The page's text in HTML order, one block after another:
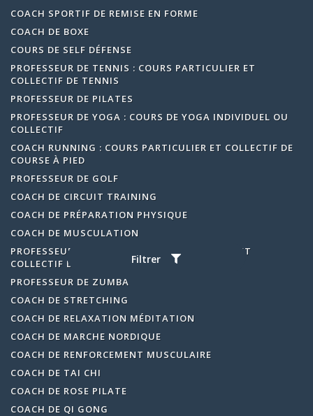
Filtrer
COACH SPORTIF DE REMISE EN FORME
COACH DE BOXE
COURS DE SELF DÉFENSE
PROFESSEUR DE TENNIS : COURS PARTICULIER ET
COLLECTIF DE TENNIS
PROFESSEUR DE PILATES
PROFESSEUR DE YOGA : COURS DE YOGA INDIVIDUEL OU
COLLECTIF
COACH RUNNING : COURS PARTICULIER ET COLLECTIF DE
COURSE À PIED
PROFESSEUR DE GOLF
COACH DE CIRCUIT TRAINING
COACH DE PRÉPARATION PHYSIQUE
COACH DE MUSCULATION
PROFESSEUR DE DANSE : COURS PARTICULIER ET
COLLECTIF DE DANSE
PROFESSEUR DE ZUMBA
COACH DE STRETCHING
COACH DE RELAXATION MÉDITATION
COACH DE MARCHE NORDIQUE
COACH DE RENFORCEMENT MUSCULAIRE
COACH DE TAI CHI
COACH DE ROSE PILATE
COACH DE QI GONG